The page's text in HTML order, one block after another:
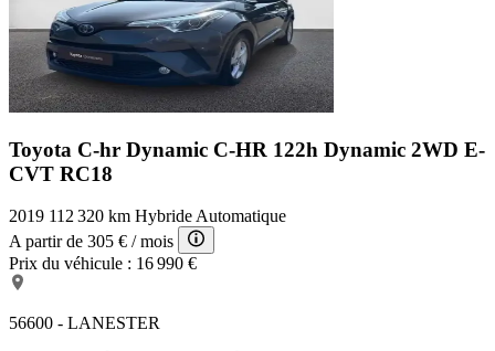
Toyota C-hr Dynamic C-HR 122h Dynamic 2WD E-
CVT RC18
2019 112 320 km Hybride Automatique
A partir de 305 € / mois
Prix du véhicule : 16 990 €
56600 - LANESTER